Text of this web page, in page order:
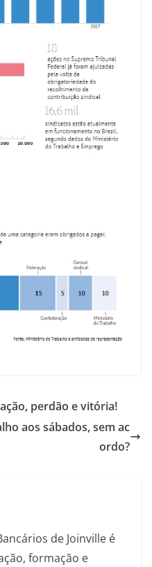
perdão e vitória!
aos sábados, sem ac
ordo?
de Joinville é
formação e